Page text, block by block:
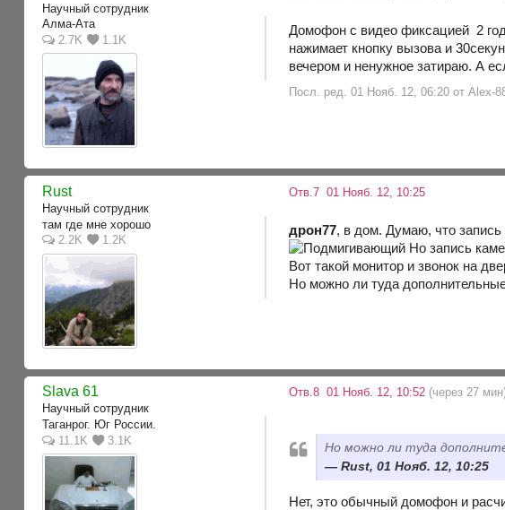
Научный сотрудник
Алма-Ата
2.7K
1.1K
Домофон с видео фиксацией 2
нажимает кнопку вызова и
вечером и ненужное затираю. А
Посл. ред. 01 Нояб. 12, 06:20 от Alex-
Rust
Научный сотрудник
там где мне хорошо
2.2K
1.2K
Отв.7 01 Нояб. 12, 10:25
дрон77, в дом. Думаю, что запись
Но запись
Вот такой монитор и звонок на
Но можно ли туда
Slava 61
Научный сотрудник
Таганрог. Юг России.
11.1K
3.1K
Отв.8 01 Нояб. 12, 10:52 (через 27
Но можно ли туда
Rust, 01 Нояб. 12, 10:25
Нет, это обычный домофон и